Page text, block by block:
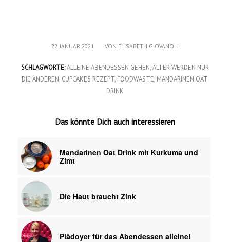
22. JANUAR 2021
/ VON ELISABETH GIOVANOLI
SCHLAGWORTE:ALLEINE ABENDESSEN GEHEN ÄLTER WERDEN NUR
DIE ANDEREN CUPCAKES REZEPT FOODWASTE MANDARINEN OAT
DRINK
Das könnte Dich auch interessieren
Mandarinen Oat Drink mit Kurkuma und
Zimt
Die Haut braucht Zink
Plädoyer für das Abendessen alleine!